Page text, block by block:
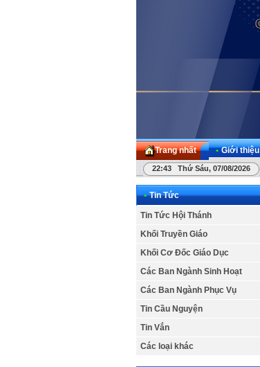
Trang nhất • Giới thiệu
22:43 Thứ Sáu, 07/08/2026
• Tin Tức
Tin Tức Hội Thánh
Khối Truyền Giáo
Khối Cơ Đốc Giáo Dục
Các Ban Ngành Sinh Hoạt
Các Ban Ngành Phục Vụ
Tin Cầu Nguyện
Tin Vắn
Các loại khác